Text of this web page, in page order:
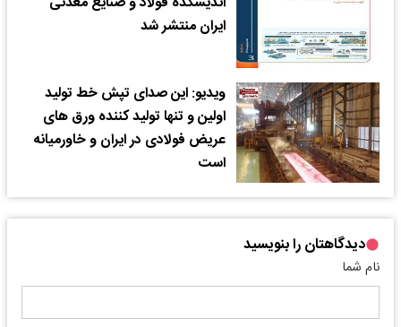
ایران منتشر شد
ویدیو: این صدای تپش خط تولید
اولین و تنها تولید کننده ورق های
عریض فولادی در ایران و خاورمیانه
است
دیدگاهتان را بنویسید
نام شما